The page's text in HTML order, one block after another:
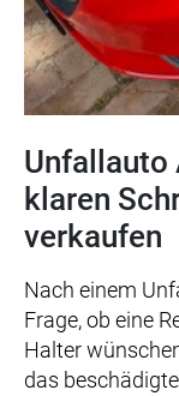
Unfallauto
klaren
verkaufen
Nach einem
Frage, ob eine
Halter
das